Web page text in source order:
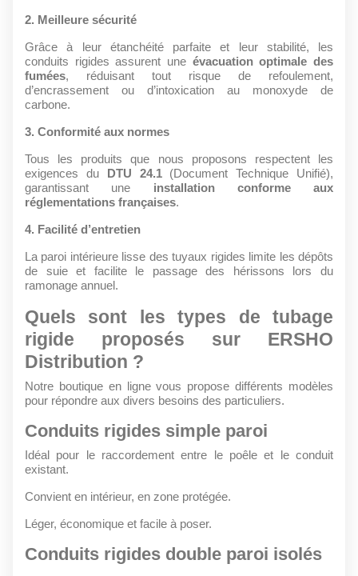
2. Meilleure sécurité
Grâce à leur étanchéité parfaite et leur stabilité, les
conduits rigides assurent une évacuation optimale des
fumées, réduisant tout risque de refoulement,
d’encrassement ou d’intoxication au monoxyde de
carbone.
3. Conformité aux normes
Tous les produits que nous proposons respectent les
exigences du DTU 24.1(Document Technique Unifié),
garantissant une installation conforme aux
réglementations françaises.
4. Facilité d’entretien
La paroi intérieure lisse des tuyaux rigides limite les dépôts
de suie et facilite le passage des hérissons lors du
ramonage annuel.
Quels sont les types de tubage
rigide proposés sur ERSHO
Distribution ?
Notre boutique en ligne vous propose différents modèles
pour répondre aux divers besoins des particuliers.
Conduits rigides simple paroi
Idéal pour le raccordement entre le poêle et le conduit
existant.
Convient en intérieur, en zone protégée.
Léger, économique et facile à poser.
Conduits rigides double paroi isolés